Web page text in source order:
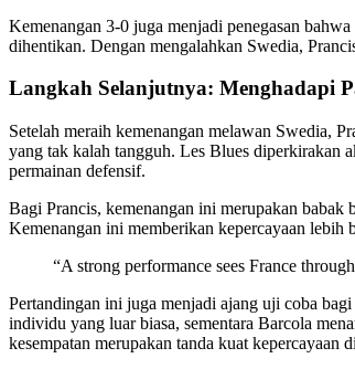
Kemenangan 3-0 juga menjadi penegasan
dihentikan. Dengan mengalahkan Swedia,
Langkah Selanjutnya: Menghadapi
Setelah meraih kemenangan melawan Swedia,
yang tak kalah tangguh. Les Blues diperkirakan
permainan defensif.
Bagi Prancis, kemenangan ini merupakan
Kemenangan ini memberikan kepercayaan lebih
“A strong performance sees France
Pertandingan ini juga menjadi ajang uji coba
individu yang luar biasa, sementara Barcola
kesempatan merupakan tanda kuat kepercayaan